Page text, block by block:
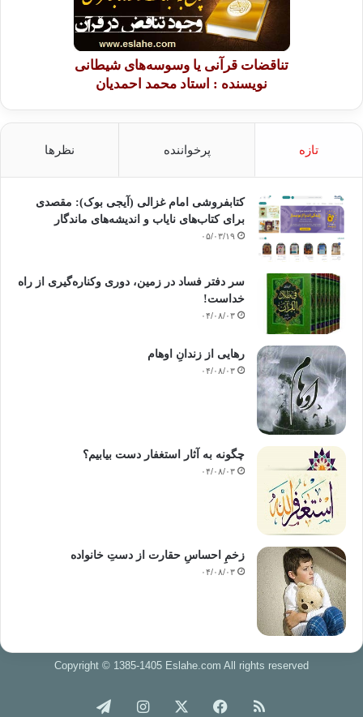
تناقضات قرآنی یا وسوسه‌های شیطانی
نویسنده : استاد محمد احمدیان
تازه پرخواننده نظرها
کتابفروشی امام غزالی (آیجی بوک): مقصدی
برای کتاب‌های نایاب و اندیشه‌های ماندگار
۰۵/۰۳/۱۹
سر دفتر فساد در زمین‌، دوری وکناره‌گیری از راه
خداست‌!
۰۴/۰۸/۰۳
رهایی از زندانِ اوهام
۰۴/۰۸/۰۳
چگونه به آثار استغفار دست بیابیم؟
۰۴/۰۸/۰۳
زخمِ احساسِ حقارت از دستِ خانواده
۰۴/۰۸/۰۳
Copyright © 1385-1405 Eslahe.com All rights reserved
خوراک فیس اینستاگرام